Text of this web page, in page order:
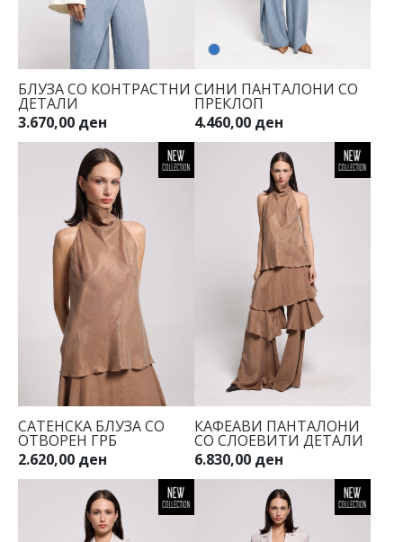
БЛУЗА СО КОНТРАСТНИ
ДЕТАЛИ
3.670,00 ден
СИНИ ПАНТАЛОНИ СО
ПРЕКЛОП
4.460,00 ден
САТЕНСКА БЛУЗА СО
ОТВОРЕН ГРБ
2.620,00 ден
КАФЕАВИ ПАНТАЛОНИ
СО СЛОЕВИТИ ДЕТАЛИ
6.830,00 ден